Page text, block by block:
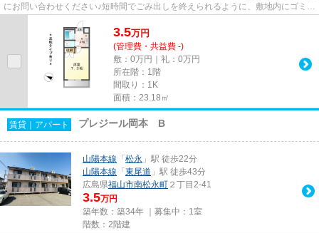
にお問い合わせください♪短時間でごみ出しを終えられるように、敷地内にゴミ置
き場を設置しています♪調べ...
3.5万円
(管理費・共益費 -)
敷：0万円｜礼：0万円
所在階：1階
間取り：1K
面積：23.18㎡
賃貸｜アパート プレジール岡本 B
山陽本線 「 松永 」駅 徒歩22分
山陽本線 「 東尾道 」駅 徒歩43分
広島県福山市南松永町 ２丁目2-41
3.5万円
築年数：築34年 ｜募集中： 1室
階数：2階建